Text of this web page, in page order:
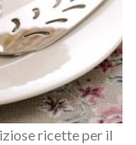
ricette per il